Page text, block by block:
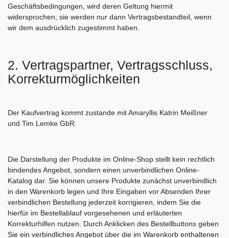
Geschäftsbedingungen, wird deren Geltung hiermit
widersprochen; sie werden nur dann Vertragsbestandteil, wenn
wir dem ausdrücklich zugestimmt haben.
2. Vertragspartner, Vertragsschluss,
Korrekturmöglichkeiten
Der Kaufvertrag kommt zustande mit Amaryllis Katrin Meißner
und Tim Lemke GbR.
Die Darstellung der Produkte im Online-Shop stellt kein rechtlich
bindendes Angebot, sondern einen unverbindlichen Online-
Katalog dar. Sie können unsere Produkte zunächst unverbindlich
in den Warenkorb legen und Ihre Eingaben vor Absenden Ihrer
verbindlichen Bestellung jederzeit korrigieren, indem Sie die
hierfür im Bestellablauf vorgesehenen und erläuterten
Korrekturhilfen nutzen. Durch Anklicken des Bestellbuttons geben
Sie ein verbindliches Angebot über die im Warenkorb enthaltenen